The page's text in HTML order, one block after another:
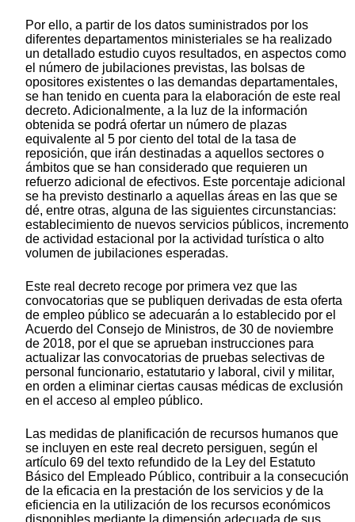
Por ello, a partir de los datos suministrados por los
diferentes departamentos ministeriales se ha realizado
un detallado estudio cuyos resultados, en aspectos como
el número de jubilaciones previstas, las bolsas de
opositores existentes o las demandas departamentales,
se han tenido en cuenta para la elaboración de este real
decreto. Adicionalmente, a la luz de la información
obtenida se podrá ofertar un número de plazas
equivalente al 5 por ciento del total de la tasa de
reposición, que irán destinadas a aquellos sectores o
ámbitos que se han considerado que requieren un
refuerzo adicional de efectivos. Este porcentaje adicional
se ha previsto destinarlo a aquellas áreas en las que se
dé, entre otras, alguna de las siguientes circunstancias:
establecimiento de nuevos servicios públicos, incremento
de actividad estacional por la actividad turística o alto
volumen de jubilaciones esperadas.
Este real decreto recoge por primera vez que las
convocatorias que se publiquen derivadas de esta oferta
de empleo público se adecuarán a lo establecido por el
Acuerdo del Consejo de Ministros, de 30 de noviembre
de 2018, por el que se aprueban instrucciones para
actualizar las convocatorias de pruebas selectivas de
personal funcionario, estatutario y laboral, civil y militar,
en orden a eliminar ciertas causas médicas de exclusión
en el acceso al empleo público.
Las medidas de planificación de recursos humanos que
se incluyen en este real decreto persiguen, según el
artículo 69 del texto refundido de la Ley del Estatuto
Básico del Empleado Público, contribuir a la consecución
de la eficacia en la prestación de los servicios y de la
eficiencia en la utilización de los recursos económicos